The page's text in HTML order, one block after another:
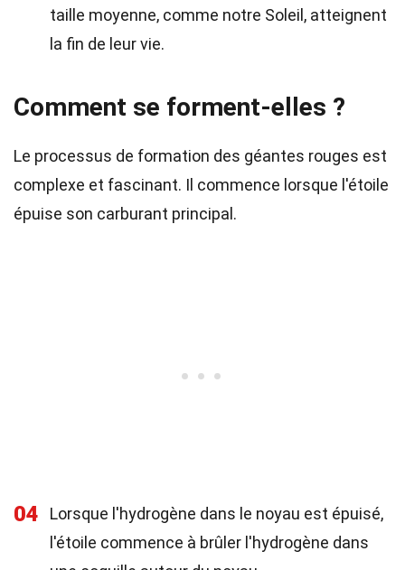
taille moyenne, comme notre Soleil, atteignent
la fin de leur vie.
Comment se forment-elles ?
Le processus de formation des géantes rouges est
complexe et fascinant. Il commence lorsque l'étoile
épuise son carburant principal.
04
Lorsque l'hydrogène dans le noyau est épuisé,
l'étoile commence à brûler l'hydrogène dans